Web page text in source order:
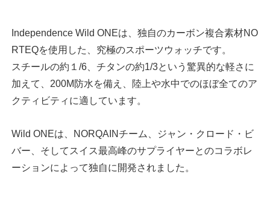
Independence Wild ONEは、独自のカーボン複合素材NO
RTEQを使用した、究極のスポーツウォッチです。
スチールの約１/6、チタンの約1/3という驚異的な軽さに
加えて、200M防水を備え、陸上や水中でのほぼ全てのア
クティビティに適しています。
Wild ONEは、NORQAINチーム、ジャン・クロード・ビ
バー、そしてスイス最高峰のサプライヤーとのコラボレ
ーションによって独自に開発されました。